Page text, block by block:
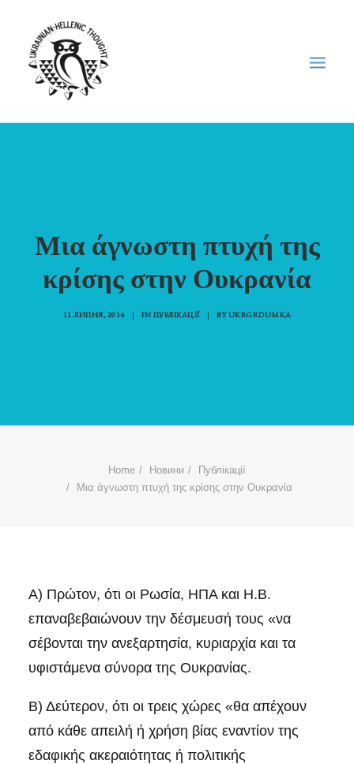
ФОРУМ УКРАЇНСЬКОЇ ДІАСПОРИ В ГРЕЦІЇ
“ВІСНИК”/”ΑΓΓΕΛΙΑΦΌΡΟΣ”
SEARCH
Μια άγνωστη πτυχή της
κρίσης στην Ουκρανία
11 ЛИПНЯ, 2014 | IN ПУБЛІКАЦІЇ | BYUKRGRDUMKA
Home Новини
Публікації
Μια άγνωστη πτυχή της κρίσης στην Ουκρανία
Α) Πρώτον, ότι οι Ρωσία, ΗΠΑ και Η.Β.
επαναβεβαιώνουν την δέσμευσή τους «να
σέβονται την ανεξαρτησία, κυριαρχία και τα
υφιστάμενα σύνορα της Ουκρανίας.
Β) Δεύτερον, ότι οι τρεις χώρες «θα απέχουν
από κάθε απειλή ή χρήση βίας εναντίον της
εδαφικής ακεραιότητας ή πολιτικής